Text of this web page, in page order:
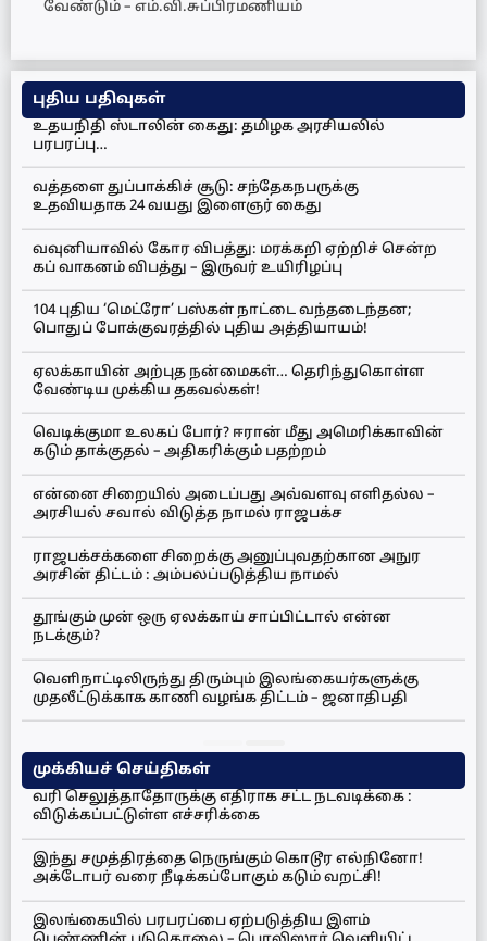
வேண்டும் – எம்.வி.சுப்பிரமணியம்
புதிய பதிவுகள்
உதயநிதி ஸ்டாலின் கைது: தமிழக அரசியலில்
பரபரப்பு…
வத்தளை துப்பாக்கிச் சூடு: சந்தேகநபருக்கு
உதவியதாக 24 வயது இளைஞர் கைது
வவுனியாவில் கோர விபத்து: மரக்கறி ஏற்றிச் சென்ற
கப் வாகனம் விபத்து – இருவர் உயிரிழப்பு
104 புதிய ‘மெட்ரோ’ பஸ்கள் நாட்டை வந்தடைந்தன;
பொதுப் போக்குவரத்தில் புதிய அத்தியாயம்!
ஏலக்காயின் அற்புத நன்மைகள்… தெரிந்துகொள்ள
வேண்டிய முக்கிய தகவல்கள்!
வெடிக்குமா உலகப் போர்? ஈரான் மீது அமெரிக்காவின்
கடும் தாக்குதல் – அதிகரிக்கும் பதற்றம்
என்னை சிறையில் அடைப்பது அவ்வளவு எளிதல்ல –
அரசியல் சவால் விடுத்த நாமல் ராஜபக்ச
ராஜபக்சக்களை சிறைக்கு அனுப்புவதற்கான அநுர
அரசின் திட்டம் : அம்பலப்படுத்திய நாமல்
தூங்கும் முன் ஒரு ஏலக்காய் சாப்பிட்டால் என்ன
நடக்கும்?
வெளிநாட்டிலிருந்து திரும்பும் இலங்கையர்களுக்கு
முதலீட்டுக்காக காணி வழங்க திட்டம் – ஜனாதிபதி
முக்கியச் செய்திகள்
வரி செலுத்தாதோருக்கு எதிராக சட்ட நடவடிக்கை :
விடுக்கப்பட்டுள்ள எச்சரிக்கை
இந்து சமுத்திரத்தை நெருங்கும் கொடூர எல்நினோ!
அக்டோபர் வரை நீடிக்கப்போகும் கடும் வறட்சி!
இலங்கையில் பரபரப்பை ஏற்படுத்திய இளம்